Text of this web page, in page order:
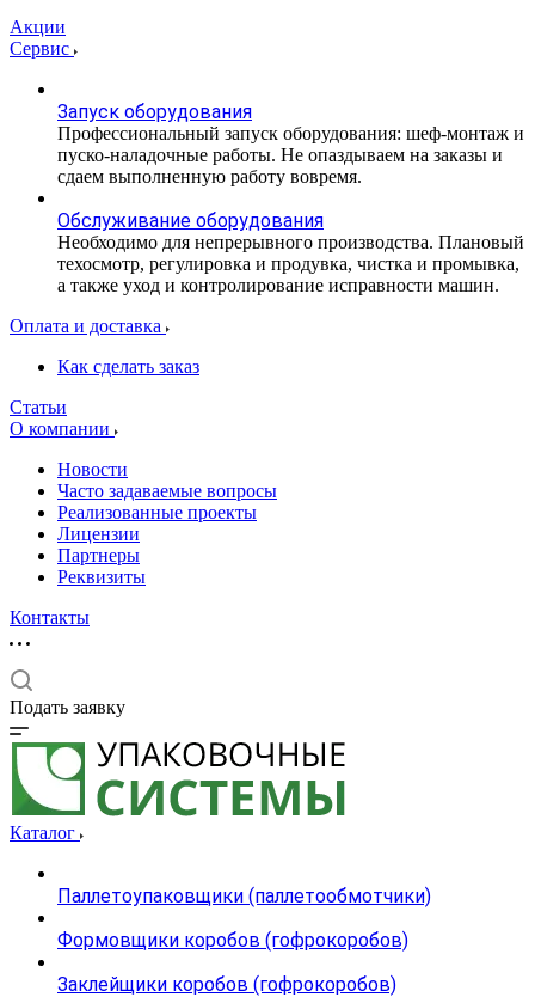
Акции
Сервис
Запуск оборудования
Профессиональный запуск оборудования: шеф-монтаж и
пуско-наладочные работы. Не опаздываем на заказы и
сдаем выполненную работу вовремя.
Обслуживание оборудования
Необходимо для непрерывного производства. Плановый
техосмотр, регулировка и продувка, чистка и промывка,
а также уход и контролирование исправности машин.
Оплата и доставка
Как сделать заказ
Статьи
О компании
Новости
Часто задаваемые вопросы
Реализованные проекты
Лицензии
Партнеры
Реквизиты
Контакты
Подать заявку
Каталог
Паллетоупаковщики (паллетообмотчики)
Формовщики коробов (гофрокоробов)
Заклейщики коробов (гофрокоробов)